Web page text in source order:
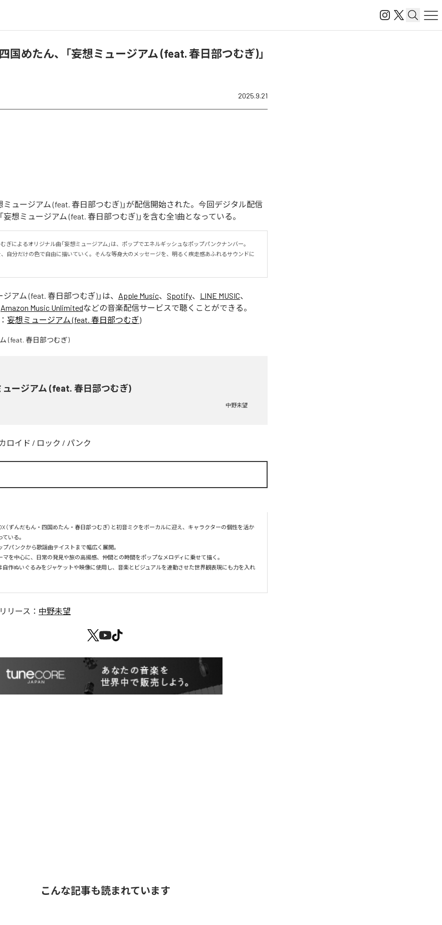
国めたん、「妄想ミュージアム (feat. 春日部つむぎ)」
2025.9.21
ミュージアム (feat. 春日部つむぎ)」が配信開始された。今回デジタル配信
妄想ミュージアム (feat. 春日部つむぎ)」を含む全1曲となっている。
ぎによるオリジナル曲「妄想ミュージアム」は、ポップでエネルギッシュなポップパンクナンバー。
自分だけの色で自由に描いていく。そんな等身大のメッセージを、明るく疾走感あふれるサウンドに
ジアム (feat. 春日部つむぎ) 」は、 Apple Music、 Spotify、 LINE MUSIC、
Amazon Music Unlimitedなどの音楽配信サービスで聴くことができる。
妄想ミュージアム (feat. 春日部つむぎ)
ュージアム (feat. 春日部つむぎ)
中野未望
ロイド / ロック / パンク
（ずんだもん・四国めたん・春日部つむぎ）と初音ミクをボーカルに迎え、キャラクターの個性を活か
いる。
プパンクから歌謡曲テイストまで幅広く展開。
マを中心に、日常の発見や旅の高揚感、仲間との時間をポップなメロディに乗せて描く。
自作ぬいぐるみをジャケットや映像に使用し、音楽とビジュアルを連動させた世界観表現にも力を入れ
リース： 中野未望
こんな記事も読まれています